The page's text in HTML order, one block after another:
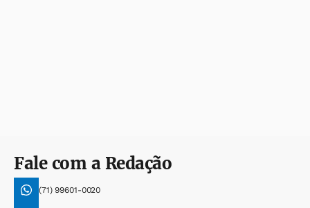
Fale com a Redação
(71) 99601-0020